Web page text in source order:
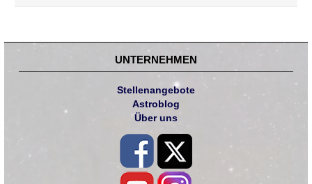
UNTERNEHMEN
Stellenangebote
Astroblog
Über uns